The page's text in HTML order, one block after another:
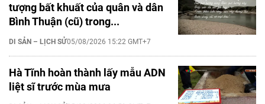
tượng bất khuất của quân và dân
Bình Thuận (cũ) trong...
DI SẢN – LỊCH SỬ05/08/2026 15:22 GMT+7
Hà Tĩnh hoàn thành lấy mẫu ADN
liệt sĩ trước mùa mưa